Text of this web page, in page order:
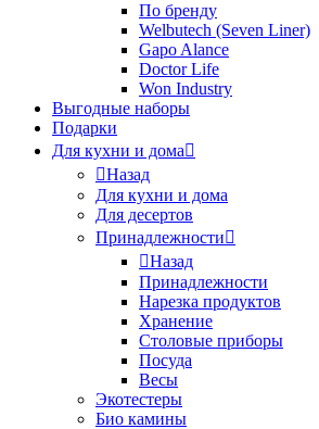
По бренду
Welbutech (Seven Liner)
Gapo Alance
Doctor Life
Won Industry
Выгодные наборы
Подарки
Для кухни и дома
Назад
Для кухни и дома
Для десертов
Принадлежности
Назад
Принадлежности
Нарезка продуктов
Хранение
Столовые приборы
Посуда
Весы
Экотестеры
Био камины